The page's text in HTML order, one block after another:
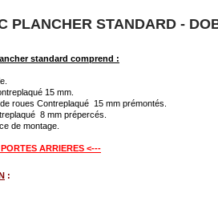
PLANCHER STANDARD -
standard comprend :
15 mm.
roues Contreplaqué 15 mm prémontés.
8 mm prépercés.
de montage.
ARRIERES <---
: